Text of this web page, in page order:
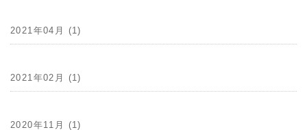
2021年04月 (1)
2021年02月 (1)
2020年11月 (1)